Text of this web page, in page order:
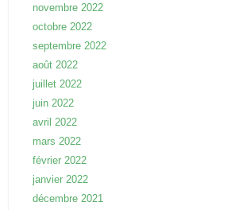
novembre 2022
octobre 2022
septembre 2022
août 2022
juillet 2022
juin 2022
avril 2022
mars 2022
février 2022
janvier 2022
décembre 2021